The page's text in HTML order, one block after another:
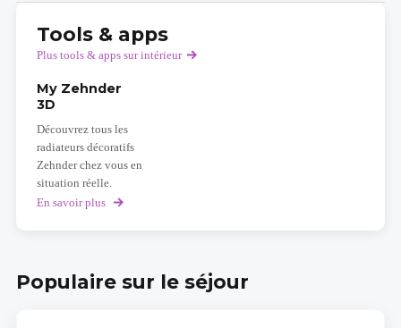
Tools & apps
Plus tools & apps sur intérieur
My Zehnder
3D
Découvrez tous les
radiateurs décoratifs
Zehnder chez vous en
situation réelle.
En savoir plus
sur
Populaire sur le séjour